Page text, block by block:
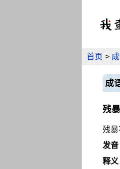
首页 >
成
残
残暴
发音
释义